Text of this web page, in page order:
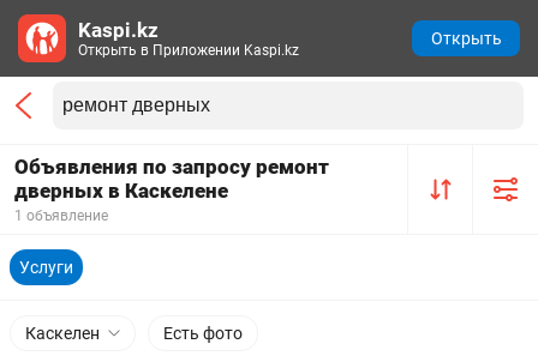
Объявления по запросу ремонт
дверных в Каскелене
1 объявление
Услуги
Каскелен Есть фото
Kaspi.kz
Открыть в Приложении Kaspi.kz
Открыть